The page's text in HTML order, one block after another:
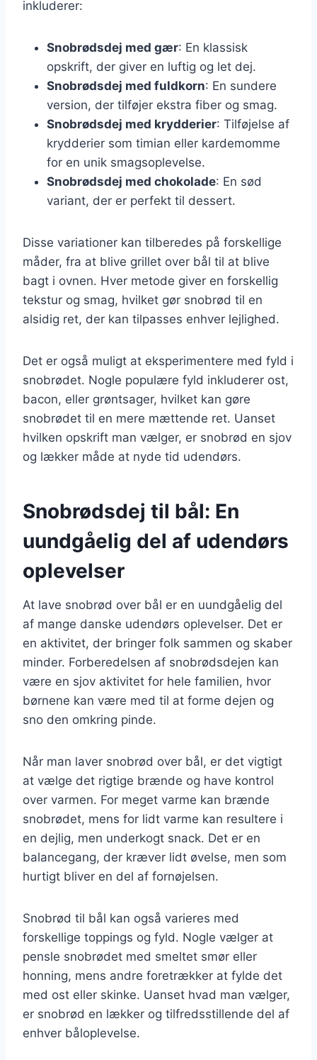
inkluderer:
Snobrødsdej med gær: En klassisk
opskrift, der giver en luftig og let dej.
Snobrødsdej med fuldkorn: En sundere
version, der tilføjer ekstra fiber og smag.
Snobrødsdej med krydderier: Tilføjelse af
krydderier som timian eller kardemomme
for en unik smagsoplevelse.
Snobrødsdej med chokolade: En sød
variant, der er perfekt til dessert.
Disse variationer kan tilberedes på forskellige
måder, fra at blive grillet over bål til at blive
bagt i ovnen. Hver metode giver en forskellig
tekstur og smag, hvilket gør snobrød til en
alsidig ret, der kan tilpasses enhver lejlighed.
Det er også muligt at eksperimentere med fyld i
snobrødet. Nogle populære fyld inkluderer ost,
bacon, eller grøntsager, hvilket kan gøre
snobrødet til en mere mættende ret. Uanset
hvilken opskrift man vælger, er snobrød en sjov
og lækker måde at nyde tid udendørs.
Snobrødsdej til bål: En
uundgåelig del af udendørs
oplevelser
At lave snobrød over bål er en uundgåelig del
af mange danske udendørs oplevelser. Det er
en aktivitet, der bringer folk sammen og skaber
minder. Forberedelsen af snobrødsdejen kan
være en sjov aktivitet for hele familien, hvor
børnene kan være med til at forme dejen og
sno den omkring pinde.
Når man laver snobrød over bål, er det vigtigt
at vælge det rigtige brænde og have kontrol
over varmen. For meget varme kan brænde
snobrødet, mens for lidt varme kan resultere i
en dejlig, men underkogt snack. Det er en
balancegang, der kræver lidt øvelse, men som
hurtigt bliver en del af fornøjelsen.
Snobrød til bål kan også varieres med
forskellige toppings og fyld. Nogle vælger at
pensle snobrødet med smeltet smør eller
honning, mens andre foretrækker at fylde det
med ost eller skinke. Uanset hvad man vælger,
er snobrød en lækker og tilfredsstillende del af
enhver båloplevelse.